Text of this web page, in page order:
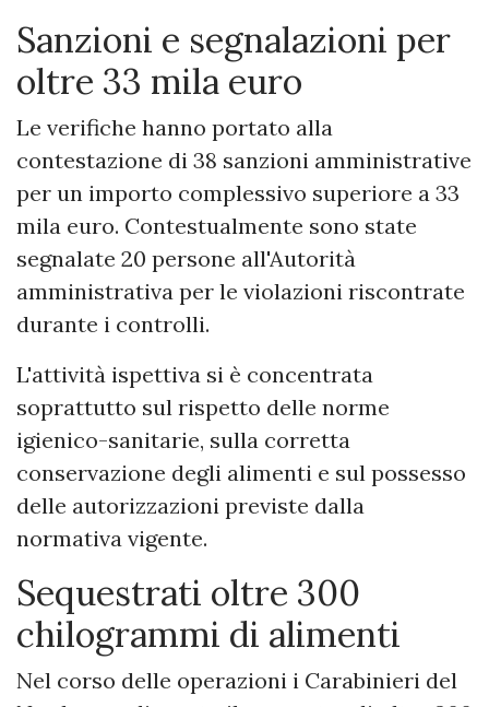
Sanzioni e segnalazioni per
oltre 33 mila euro
Le verifiche hanno portato alla
contestazione di 38 sanzioni amministrative
per un importo complessivo superiore a 33
mila euro. Contestualmente sono state
segnalate 20 persone all'Autorità
amministrativa per le violazioni riscontrate
durante i controlli.
L'attività ispettiva si è concentrata
soprattutto sul rispetto delle norme
igienico-sanitarie, sulla corretta
conservazione degli alimenti e sul possesso
delle autorizzazioni previste dalla
normativa vigente.
Sequestrati oltre 300
chilogrammi di alimenti
Nel corso delle operazioni i Carabinieri del